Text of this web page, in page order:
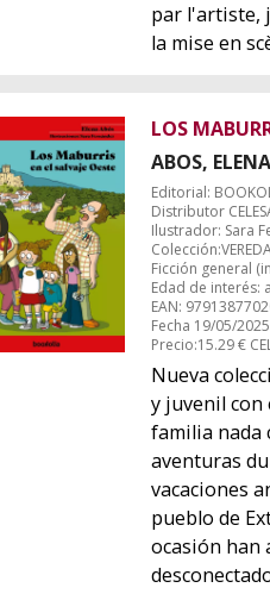
par l'artiste,
la mise en
LOS
ABOS, ELENA
Editorial:
Distributor
Ilustrador: Sara
Ficción general
Edad de interés:
EAN:
Fecha 19/05/2025
Precio:15.29 €
Nueva
y juvenil
familia nada
aventuras
vacaciones
pueblo de
ocasión han